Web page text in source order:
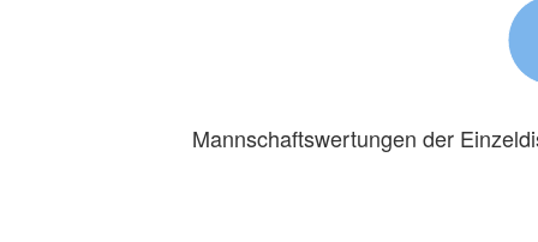
Mannschaftswertungen der